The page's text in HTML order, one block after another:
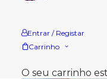
Entrar / Registar
Carrinho
O seu carrinho